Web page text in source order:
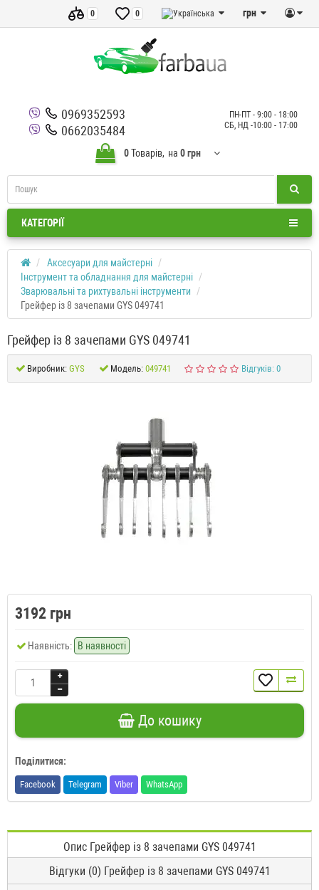
грн
0
0
0969352593
0662035484
ПН-ПТ - 9:00 - 18:00
СБ, НД -10:00 - 17:00
0Товарів, на 0 грн
КАТЕГОРІЇ
Аксесуари для майстерні
Інструмент та обладнання для майстерні
Зварювальні та рихтувальні інструменти
Грейфер із 8 зачепами GYS 049741
Грейфер із 8 зачепами GYS 049741
Виробник: GYS Модель: 049741 Відгуків: 0
3192 грн
Наявність: В наявності
До кошику
Поділитися:
Facebook Telegram Viber WhatsApp
Опис Грейфер із 8 зачепами GYS 049741
Відгуки (0) Грейфер із 8 зачепами GYS 049741